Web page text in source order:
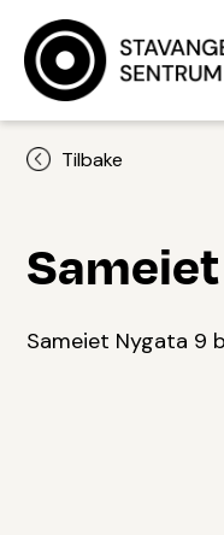
Tilbake
Sameiet Nygata 9